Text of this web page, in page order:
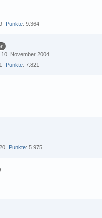
Punkte 9.364
10. November 2004
1 Punkte 7.821
Punkte 5.975